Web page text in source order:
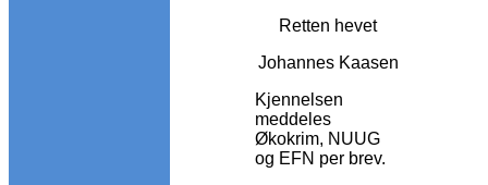
Retten hevet
Johannes Kaasen
Kjennelsen
meddeles
Økokrim, NUUG
og EFN per brev.